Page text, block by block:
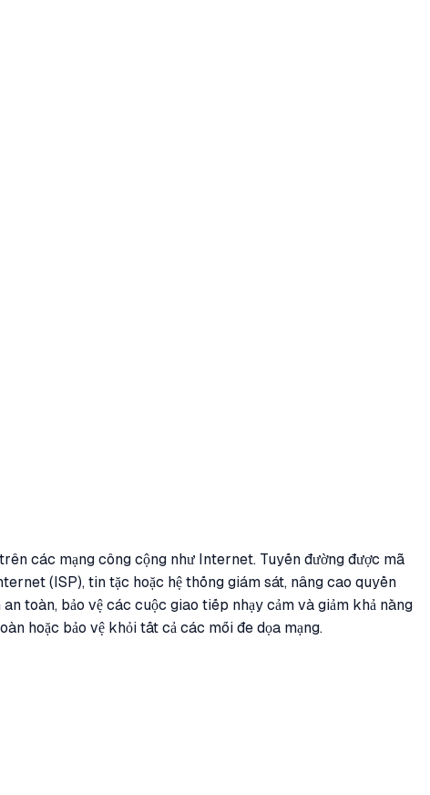
các mạng công cộng như Internet. Tuyến đường được mã
(ISP), tin tặc hoặc hệ thống giám sát, nâng cao quyền
toàn, bảo vệ các cuộc giao tiếp nhạy cảm và giảm khả năng
hoặc bảo vệ khỏi tất cả các mối đe dọa mạng.